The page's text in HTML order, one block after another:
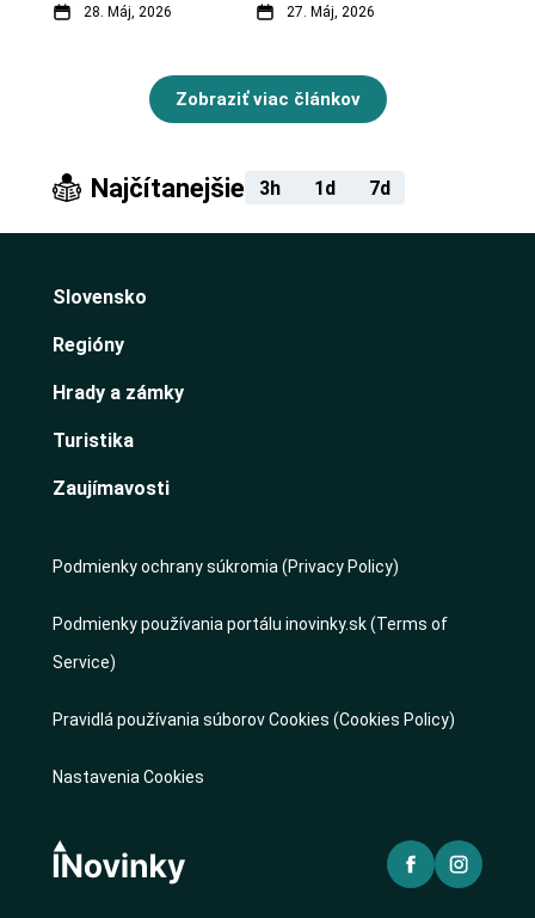
28. Máj, 2026
27. Máj, 2026
Zobraziť viac článkov
Najčítanejšie 3h 1d 7d
Slovensko
Regióny
Hrady a zámky
Turistika
Zaujímavosti
Podmienky ochrany súkromia (Privacy Policy)
Podmienky používania portálu inovinky.sk (Terms of
Service)
Pravidlá používania súborov Cookies (Cookies Policy)
Nastavenia Cookies